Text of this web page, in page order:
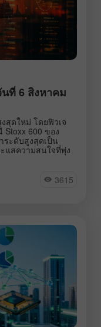
ที่ 6 สิงหาคม
สุดใหม่ โดยฟิวเจ
600 ของ
ระดับสูงสุดเป็น
แสความสนใจที่พุ่ง
3615